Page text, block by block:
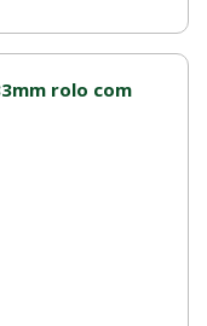
rolo com